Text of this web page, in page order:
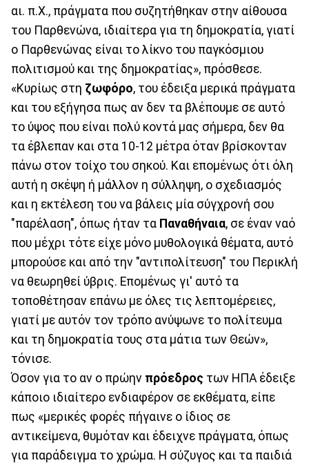
αι. π.Χ., πράγματα που συζητήθηκαν στην αίθουσα
του Παρθενώνα, ιδιαίτερα για τη δημοκρατία, γιατί
ο Παρθενώνας είναι το λίκνο του παγκόσμιου
πολιτισμού και της δημοκρατίας», πρόσθεσε.
«Κυρίως στη ζωφόρο, του έδειξα μερικά πράγματα
και του εξήγησα πως αν δεν τα βλέπουμε σε αυτό
το ύψος που είναι πολύ κοντά μας σήμερα, δεν θα
τα έβλεπαν και στα 10-12 μέτρα όταν βρίσκονταν
πάνω στον τοίχο του σηκού. Και επομένως ότι όλη
αυτή η σκέψη ή μάλλον η σύλληψη, ο σχεδιασμός
και η εκτέλεση του να βάλεις μία σύγχρονή σου
"παρέλαση", όπως ήταν τα Παναθήναια, σε έναν ναό
που μέχρι τότε είχε μόνο μυθολογικά θέματα, αυτό
μπορούσε και από την "αντιπολίτευση" του Περικλή
να θεωρηθεί ύβρις. Επομένως γι' αυτό τα
τοποθέτησαν επάνω με όλες τις λεπτομέρειες,
γιατί με αυτόν τον τρόπο ανύψωνε το πολίτευμα
και τη δημοκρατία τους στα μάτια των Θεών»,
τόνισε.
Όσον για το αν ο πρώην πρόεδρος των ΗΠΑ έδειξε
κάποιο ιδιαίτερο ενδιαφέρον σε εκθέματα, είπε
πως «μερικές φορές πήγαινε ο ίδιος σε
αντικείμενα, θυμόταν και έδειχνε πράγματα, όπως
για παράδειγμα το χρώμα. Η σύζυγος και τα παιδιά